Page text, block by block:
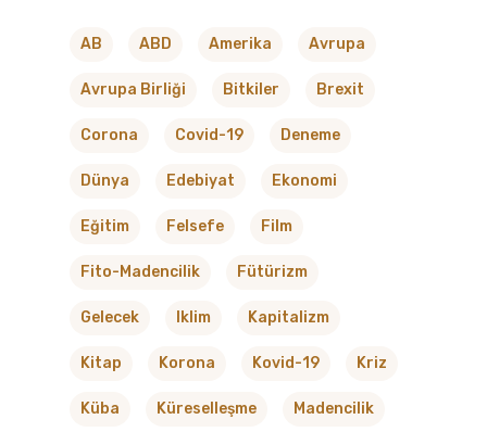
AB ABD Amerika Avrupa
Avrupa Birliği Bitkiler Brexit
Corona Covid-19 Deneme
Dünya Edebiyat Ekonomi
Eğitim Felsefe Film
Fito-Madencilik Fütürizm
Gelecek Iklim Kapitalizm
Kitap Korona Kovid-19 Kriz
Küba Küreselleşme Madencilik